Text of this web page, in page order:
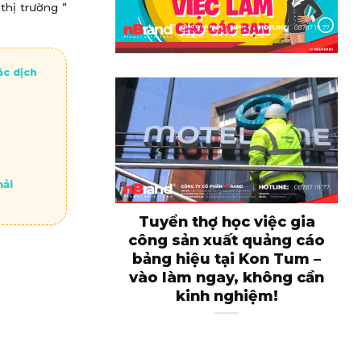
trường ”
dịch
Tuyển thợ học việc gia
công sản xuất quảng cáo
bảng hiệu tại Kon Tum –
vào làm ngay, không cần
kinh nghiệm!